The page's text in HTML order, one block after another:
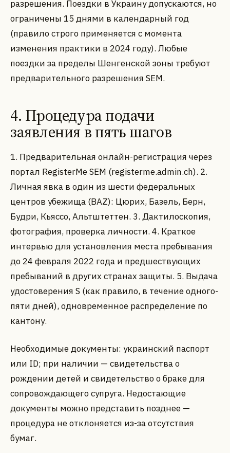
разрешения. Поездки в Украину допускаются, но
ограничены 15 днями в календарный год
(правило строго применяется с момента
изменения практики в 2024 году). Любые
поездки за пределы Шенгенской зоны требуют
предварительного разрешения SEM.
4. Процедура подачи
заявления в пять шагов
1. Предварительная онлайн-регистрация через
портал RegisterMe SEM (registerme.admin.ch). 2.
Личная явка в один из шести федеральных
центров убежища (BAZ): Цюрих, Базель, Берн,
Будри, Кьяссо, Альтштеттен. 3. Дактилоскопия,
фотография, проверка личности. 4. Краткое
интервью для установления места пребывания
до 24 февраля 2022 года и предшествующих
пребываний в других странах защиты. 5. Выдача
удостоверения S (как правило, в течение одного-
пяти дней), одновременное распределение по
кантону.
Необходимые документы: украинский паспорт
или ID; при наличии — свидетельства о
рождении детей и свидетельство о браке для
сопровождающего супруга. Недостающие
документы можно представить позднее —
процедура не отклоняется из-за отсутствия
бумаг.